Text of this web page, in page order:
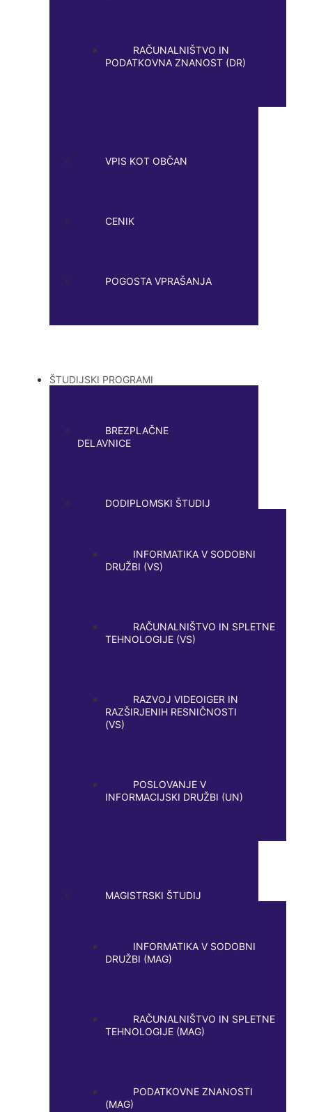
RAČUNALNIŠTVO IN
PODATKOVNA ZNANOST (DR)
VPIS KOT OBČAN
CENIK
POGOSTA VPRAŠANJA
ŠTUDIJSKI PROGRAMI
BREZPLAČNE
DELAVNICE
DODIPLOMSKI ŠTUDIJ
INFORMATIKA V SODOBNI
DRUŽBI (VS)
RAČUNALNIŠTVO IN SPLETNE
TEHNOLOGIJE (VS)
RAZVOJ VIDEOIGER IN
RAZŠIRJENIH RESNIČNOSTI
(VS)
POSLOVANJE V
INFORMACIJSKI DRUŽBI (UN)
MAGISTRSKI ŠTUDIJ
INFORMATIKA V SODOBNI
DRUŽBI (MAG)
RAČUNALNIŠTVO IN SPLETNE
TEHNOLOGIJE (MAG)
PODATKOVNE ZNANOSTI
(MAG)